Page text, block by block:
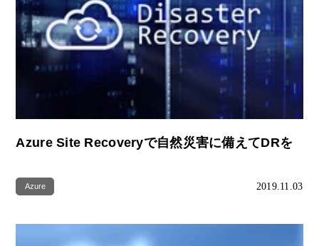
Azure Site Recovery‎で自然災害に備えてDRを
Azure 2019.11.03